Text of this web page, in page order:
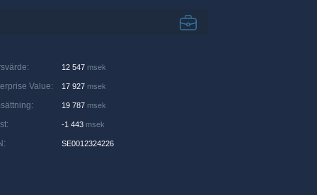
: 12 547 msek
Value: 17 927 msek
: 19 787 msek
: -1 443 msek
: SE0012324226